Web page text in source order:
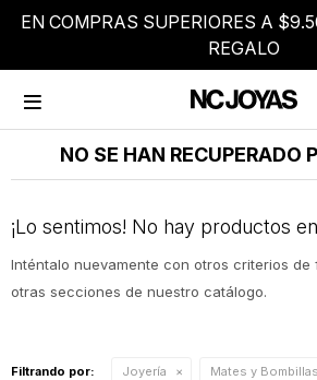
EN COMPRAS SUPERIORES A
REGALO

NO SE HAN RECUPERADO
¡Lo sentimos! No hay productos
Inténtalo nuevamente con otros criterios de
otras secciones de nuestro catálogo.
Filtrando por: Joyería Mates y Bombillas